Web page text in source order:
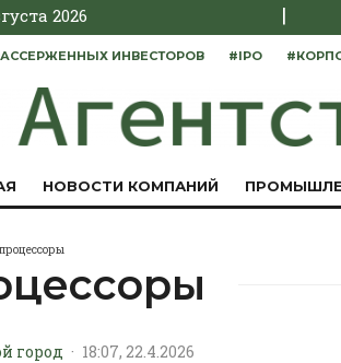
2026 |
ИНВЕСТОРОВ #IPO
НОВОСТИ КОМПАНИЙ
процессоры
город · 18:07, 22.4.2026